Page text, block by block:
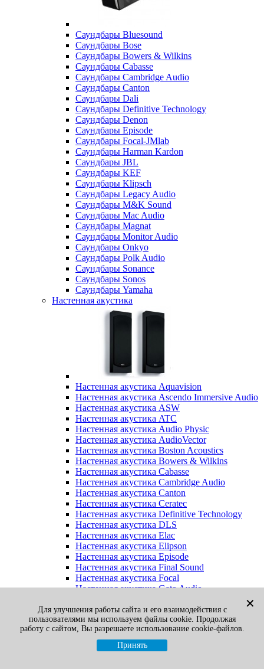
Саундбары Bluesound
Саундбары Bose
Саундбары Bowers & Wilkins
Саундбары Cabasse
Саундбары Cambridge Audio
Саундбары Canton
Саундбары Dali
Саундбары Definitive Technology
Саундбары Denon
Саундбары Episode
Саундбары Focal-JMlab
Саундбары Harman Kardon
Саундбары JBL
Саундбары KEF
Саундбары Klipsch
Саундбары Legacy Audio
Саундбары M&K Sound
Саундбары Mac Audio
Саундбары Magnat
Саундбары Monitor Audio
Саундбары Onkyo
Саундбары Polk Audio
Саундбары Sonance
Саундбары Sonos
Саундбары Yamaha
Настенная акустика
Настенная акустика Aquavision
Настенная акустика Ascendo Immersive Audio
Настенная акустика ASW
Настенная акустика ATC
Настенная акустика Audio Physic
Настенная акустика AudioVector
Настенная акустика Boston Acoustics
Настенная акустика Bowers & Wilkins
Настенная акустика Cabasse
Настенная акустика Cambridge Audio
Настенная акустика Canton
Настенная акустика Ceratec
Настенная акустика Definitive Technology
Настенная акустика DLS
Настенная акустика Elac
Настенная акустика Elipson
Настенная акустика Episode
Настенная акустика Final Sound
Настенная акустика Focal
Настенная акустика Gato Audio
Настенная акустика Jamo
Настенная акустика KEF
Настенная акустика Klipsch
Настенная акустика Legacy
Настенная акустика M&K Sound
✕
Для улучшения работы сайта и его взаимодействия с
пользователями мы используем файлы cookie. Продолжая
работу с сайтом, Вы разрешаете использование cookie-файлов.
Принять